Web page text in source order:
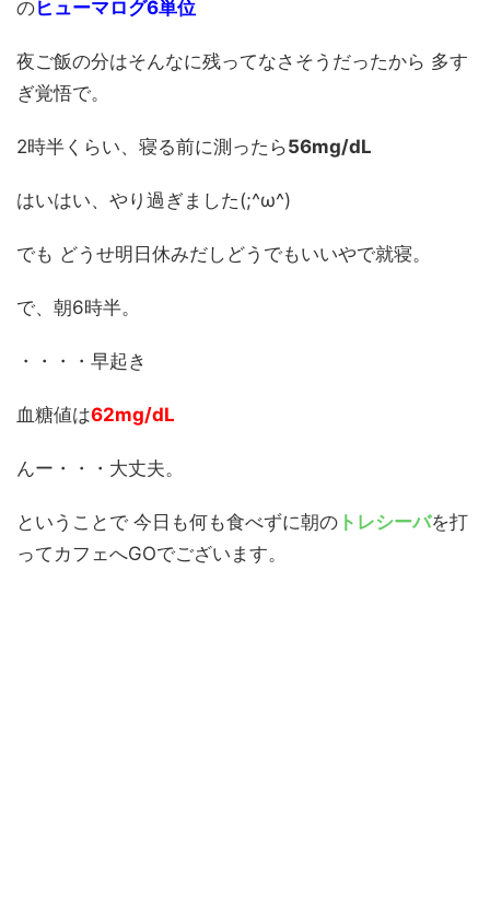
のヒューマログ6単位
夜ご飯の分はそんなに残ってなさそうだったから 多す
ぎ覚悟で。
2時半くらい、寝る前に測ったら56mg/dL
はいはい、やり過ぎました(;^ω^)
でも どうせ明日休みだしどうでもいいやで就寝。
で、朝6時半。
・・・・早起き
血糖値は62mg/dL
んー・・・大丈夫。
ということで 今日も何も食べずに朝の トレシーバを打
ってカフェへGOでございます。